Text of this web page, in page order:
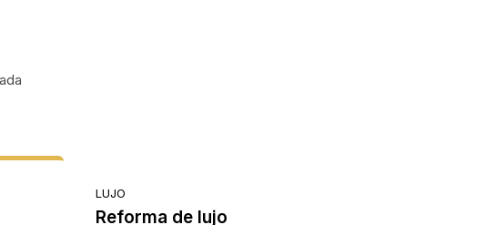
LUJO
Reforma de lujo